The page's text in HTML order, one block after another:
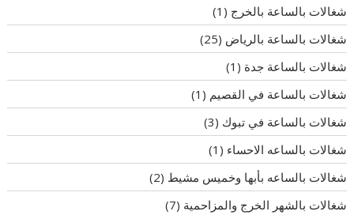
شغالات بالساعة بالخرج (1)
شغالات بالساعة بالرياض (25)
شغالات بالساعة جدة (1)
شغالات بالساعة في القصيم (1)
شغالات بالساعة في تبوك (3)
شغالات بالساعه الاحساء (1)
شغالات بالساعه بأبها وخميس مشيط (2)
شغالات بالشهر الخرج والمزاحمية (7)